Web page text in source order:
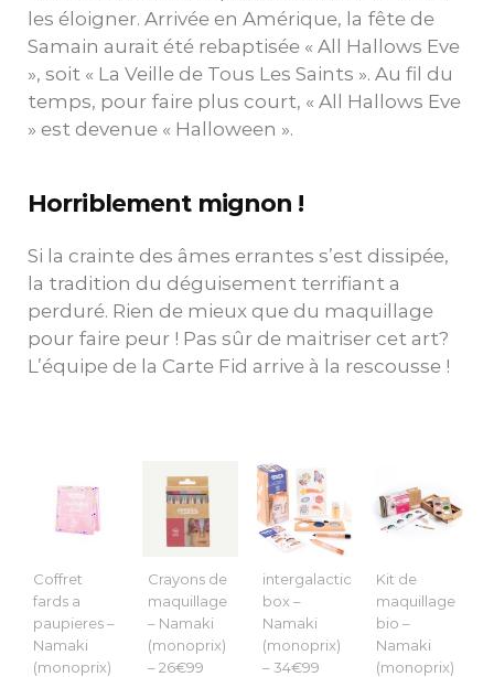
les éloigner. Arrivée en Amérique, la fête de
Samain aurait été rebaptisée « All Hallows Eve
», soit « La Veille de Tous Les Saints ». Au fil du
temps, pour faire plus court, « All Hallows Eve
» est devenue « Halloween ».
Horriblement mignon !
Si la crainte des âmes errantes s’est dissipée,
la tradition du déguisement terrifiant a
perduré. Rien de mieux que du maquillage
pour faire peur ! Pas sûr de maitriser cet art?
L’équipe de la Carte Fid arrive à la rescousse !
Coffret
fards a
paupieres –
Namaki
(monoprix)
Crayons de
maquillage
– Namaki
(monoprix)
– 26€99
intergalactic
box –
Namaki
(monoprix)
– 34€99
Kit de
maquillage
bio –
Namaki
(monoprix)